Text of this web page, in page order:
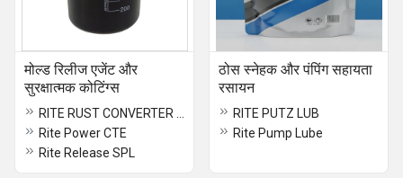
मोल्ड रिलीज एजेंट और
सुरक्षात्मक कोटिंग्स
Rite Power CTE
Rite Release SPL
ठोस स्नेहक और पंपिंग सहायता
रसायन
RITE PUTZ LUB
Rite Pump Lube